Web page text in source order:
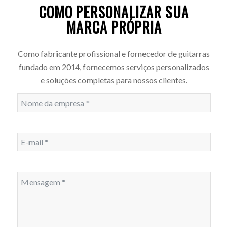
COMO PERSONALIZAR SUA
MARCA PRÓPRIA
Como fabricante profissional e fornecedor de guitarras
fundado em 2014, fornecemos serviços personalizados
e soluções completas para nossos clientes.